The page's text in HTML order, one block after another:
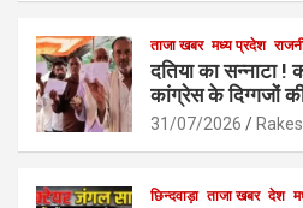
ताजा खबर मध्य प्रदेश
दतिया का सन्नाटा
कांग्रेस के दिग्गजों
31/07/2026
छिन्दवाड़ा ताजा खबर देश